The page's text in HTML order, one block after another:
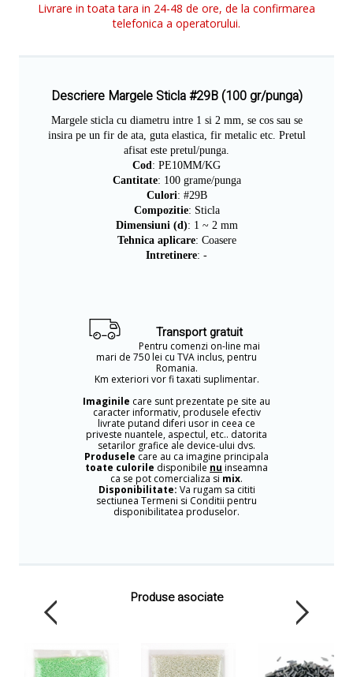
Livrare in toata tara in 24-48 de ore, de la confirmarea
telefonica a operatorului.
Descriere Margele Sticla #29B (100 gr/punga)
Margele sticla cu diametru intre 1 si 2 mm, se cos sau se
insira pe un fir de ata, guta elastica, fir metalic etc. Pretul
afisat este pretul/punga.
Cod: PE10MM/KG
Cantitate: 100 grame/punga
Culori: #29B
Compozitie: Sticla
Dimensiuni (d): 1 ~ 2 mm
Tehnica aplicare: Coasere
Intretinere: -
Transport gratuit
Pentru comenzi on-line mai
mari de 750 lei cu TVA inclus, pentru
Romania.
Km exteriori vor fi taxati suplimentar.
Imaginile care sunt prezentate pe site au
caracter informativ, produsele efectiv
livrate putand diferi usor in ceea ce
priveste nuantele, aspectul, etc.. datorita
setarilor grafice ale device-ului dvs.
Produsele care au ca imagine principala
toate culorile disponibile nu inseamna
ca se pot comercializa si mix.
Disponibilitate: Va rugam sa cititi
sectiunea Termeni si Conditii pentru
disponibilitatea produselor.
Produse asociate